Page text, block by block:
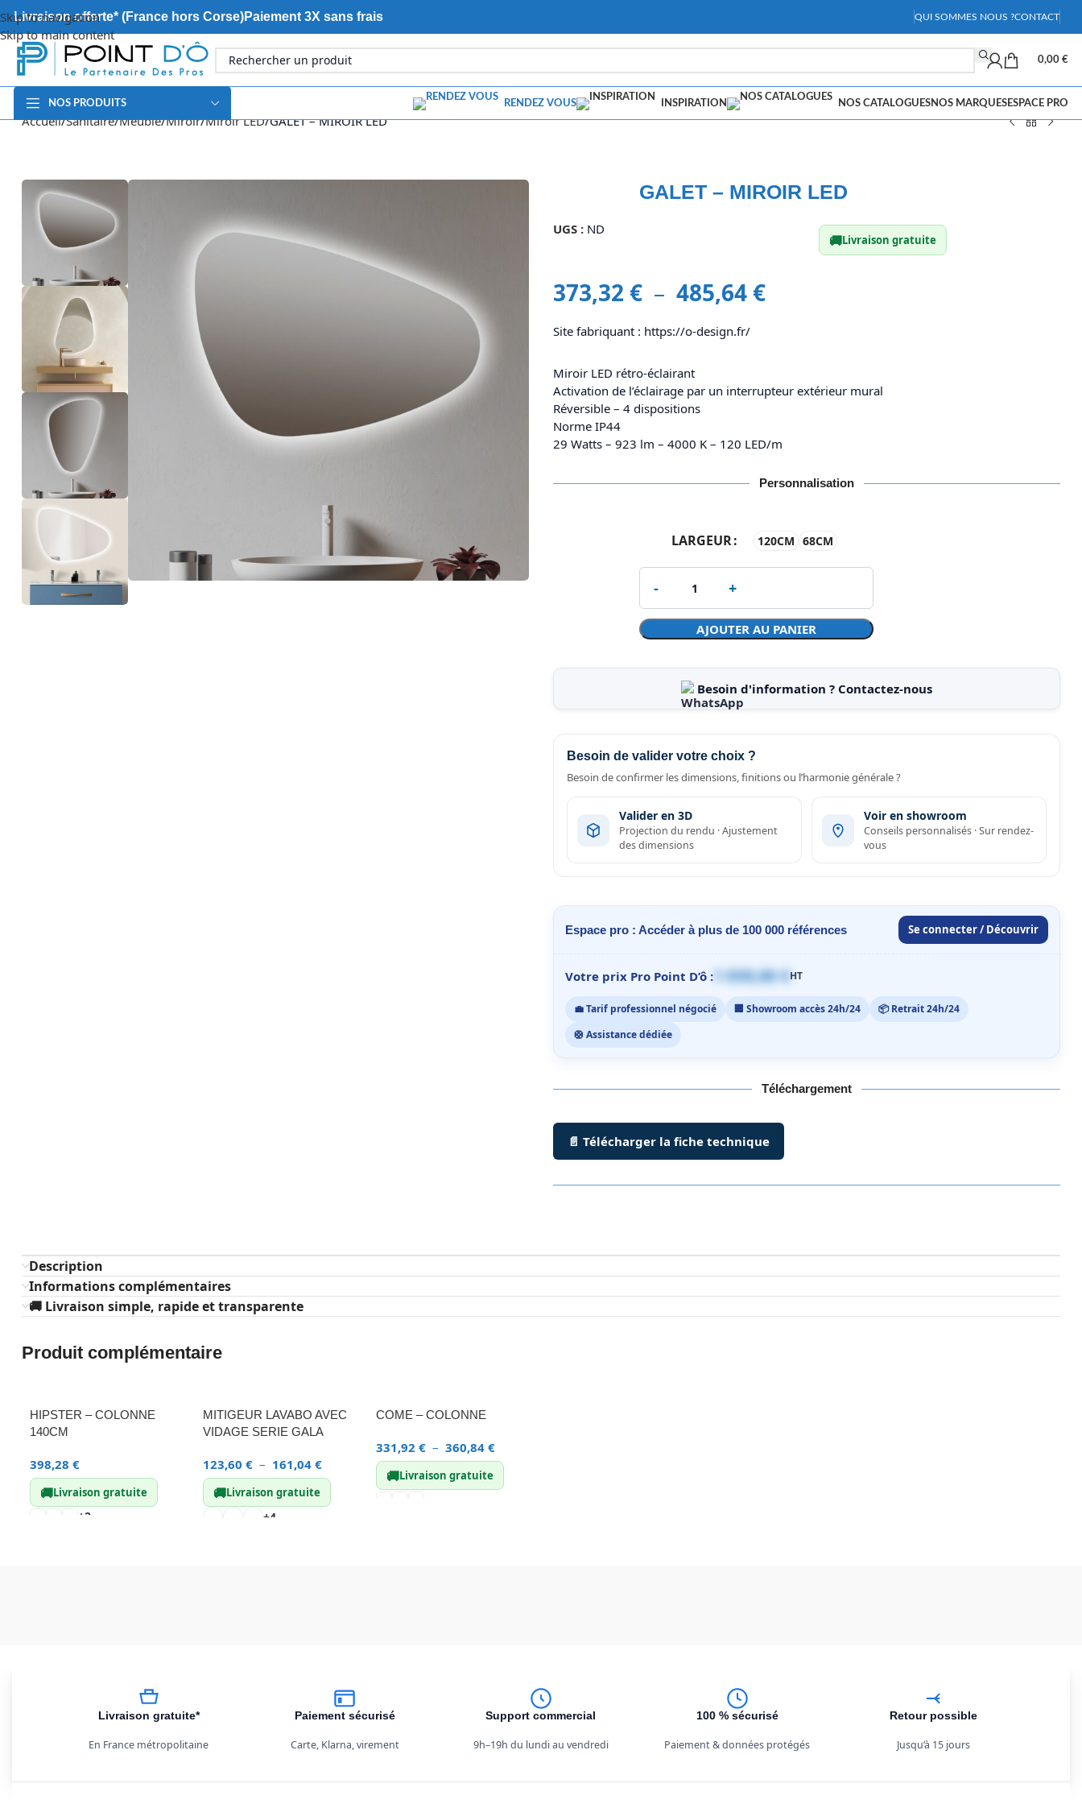
Skip to navigation
Skip to main content
Livraison offerte* (France hors Corse)Paiement 3X sans frais QUI SOMMES NOUS ?CONTACT
0,00 €
NOS PRODUITS RENDEZ VOUS INSPIRATION NOS CATALOGUESNOS MARQUESESPACE PRO
Accueil Sanitaire Meuble Miroir Miroir LED GALET – MIROIR LED
GALET – MIROIR LED
UGS : ND
🚚Livraison gratuite
373,32 € – 485,64€
Site fabriquant : https://o-design.fr/
Miroir LED rétro-éclairant
Activation de l’éclairage par un interrupteur extérieur mural
Réversible – 4 dispositions
Norme IP44
29 Watts – 923 lm – 4000 K – 120 LED/m
Personnalisation
LARGEUR 120CM 68CM
AJOUTER AU PANIER
Besoin d'information ? Contactez-nous
Besoin de valider votre choix ?
Besoin de confirmer les dimensions, finitions ou l’harmonie générale ?
Valider en 3D
Projection du rendu · Ajustement
des dimensions
Voir en showroom
Conseils personnalisés · Sur rendez-
vous
Espace pro : Accéder à plus de 100 000 références Se connecter / Découvrir
Votre prix Pro Point D’ô : 1 059,00 €HT
💼 Tarif professionnel négocié 🏢 Showroom accès 24h/24
📦 Retrait 24h/24
🛟 Assistance dédiée
Téléchargement
📄 Télécharger la fiche technique
Description
Informations complémentaires
🚚 Livraison simple, rapide et transparente
Produit complémentaire
HIPSTER – COLONNE
140CM
398,28 €
🚚Livraison gratuite
+2
MITIGEUR LAVABO AVEC
VIDAGE SERIE GALA
123,60 € – 161,04 €
🚚Livraison gratuite
+4
COME – COLONNE
331,92 € – 360,84 €
🚚Livraison gratuite
Livraison gratuite*
En France métropolitaine
Paiement sécurisé
Carte, Klarna, virement
Support commercial
9h–19h du lundi au vendredi
100 % sécurisé
Paiement & données protégés
Retour possible
Jusqu’à 15 jours